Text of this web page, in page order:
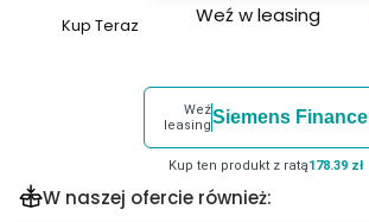
Szybki
Monokular
termowizyjny
NOCPIX
Kup Teraz Weź w leasing
Weź
leasingSiemens Finance
Kup ten produkt z ratą178.39 zł
W naszej ofercie również: